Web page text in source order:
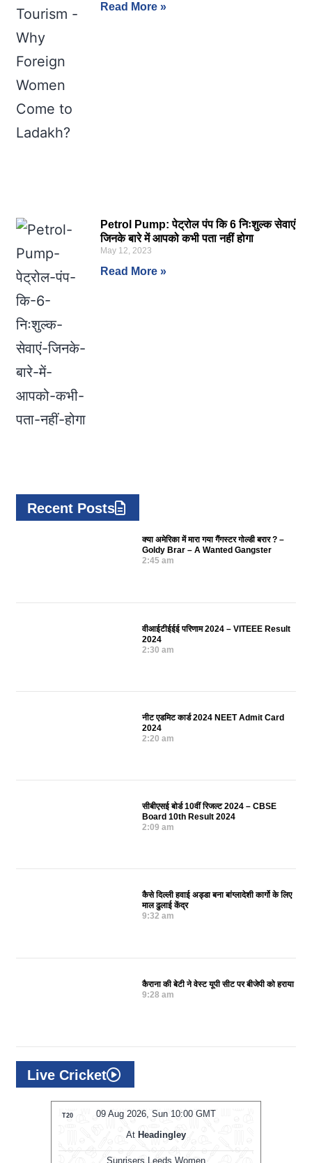
Read More »
Petrol Pump: पेट्रोल पंप कि 6 निःशुल्क सेवाएं
जिनके बारे में आपको कभी पता नहीं होगा
May 12, 2023
Read More »
Recent Posts
क्या अमेरिका में मारा गया गैंगस्टर गोल्डी बरार ? –
Goldy Brar – A Wanted Gangster
2:45 am
वीआईटीईईई परिणाम 2024 – VITEEE Result
2024
2:30 am
नीट एडमिट कार्ड 2024 NEET Admit Card
2024
2:20 am
सीबीएसई बोर्ड 10वीं रिजल्ट 2024 – CBSE
Board 10th Result 2024
2:09 am
कैसे दिल्ली हवाई अड्डा बना बांग्लादेशी कार्गो के लिए
माल ढुलाई केंद्र
9:32 am
कैराना की बेटी ने वेस्ट यूपी सीट पर बीजेपी को हराया
9:28 am
Live Cricket
10:00 GMT
09 Aug 2026, Sun 10:00 GMT
ODI
At